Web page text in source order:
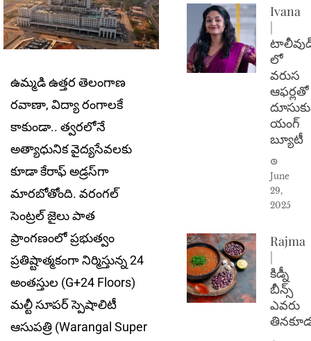
ఉమ్మడి ఉత్తర తెలంగాణ
రవాణా, విద్యా రంగాలకే
కాకుండా.. త్వరలోనే
అత్యాధునిక వైద్యసేవలకు
కూడా కేరాఫ్ అడ్రస్‌గా
మారబోతోంది. వరంగల్
సెంట్రల్ జైలు పాత
ప్రాంగణంలో ప్రభుత్వం
ప్రతిష్టాత్మకంగా నిర్మిస్తున్న 24
అంతస్తుల (G+24 Floors)
మల్టీ సూపర్ స్పెషాలిటీ
ఆసుపత్రి (Warangal Super
Ivana
|
లో
వరుస
ఆఫర్లతో
యంగ్
బ్యూటీ
June
29,
2025
Rajma
|
కిడ్నీ
బీన్స్
ఎవరు